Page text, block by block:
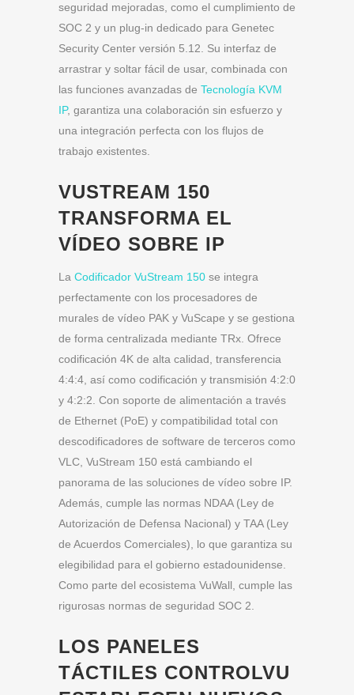
seguridad mejoradas, como el cumplimiento de
SOC 2 y un plug-in dedicado para Genetec
Security Center versión 5.12. Su interfaz de
arrastrar y soltar fácil de usar, combinada con
las funciones avanzadas de Tecnología KVM
IP, garantiza una colaboración sin esfuerzo y
una integración perfecta con los flujos de
trabajo existentes.
VUSTREAM 150
TRANSFORMA EL
VÍDEO SOBRE IP
La Codificador VuStream 150 se integra
perfectamente con los procesadores de
murales de vídeo PAK y VuScape y se gestiona
de forma centralizada mediante TRx. Ofrece
codificación 4K de alta calidad, transferencia
4:4:4, así como codificación y transmisión 4:2:0
y 4:2:2. Con soporte de alimentación a través
de Ethernet (PoE) y compatibilidad total con
descodificadores de software de terceros como
VLC, VuStream 150 está cambiando el
panorama de las soluciones de vídeo sobre IP.
Además, cumple las normas NDAA (Ley de
Autorización de Defensa Nacional) y TAA (Ley
de Acuerdos Comerciales), lo que garantiza su
elegibilidad para el gobierno estadounidense.
Como parte del ecosistema VuWall, cumple las
rigurosas normas de seguridad SOC 2.
LOS PANELES
TÁCTILES CONTROLVU